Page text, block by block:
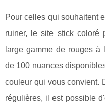
Pour celles qui souhaitent
ruiner, le site stick coloré
large gamme de rouges
de 100 nuances
couleur qui vous convient.
régulières, il est possible